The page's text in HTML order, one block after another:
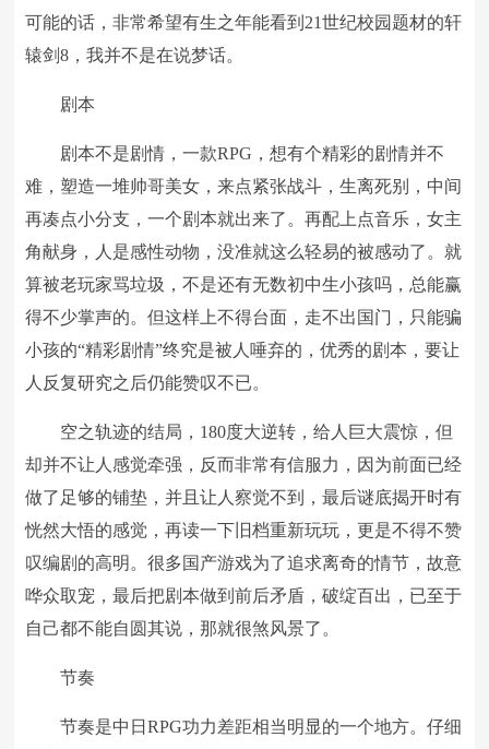
可能的话，非常希望有生之年能看到21世纪校园题材的轩
辕剑8，我并不是在说梦话。
剧本
剧本不是剧情，一款RPG，想有个精彩的剧情并不
难，塑造一堆帅哥美女，来点紧张战斗，生离死别，中间
再凑点小分支，一个剧本就出来了。再配上点音乐，女主
角献身，人是感性动物，没准就这么轻易的被感动了。就
算被老玩家骂垃圾，不是还有无数初中生小孩吗，总能赢
得不少掌声的。但这样上不得台面，走不出国门，只能骗
小孩的“精彩剧情”终究是被人唾弃的，优秀的剧本，要让
人反复研究之后仍能赞叹不已。
空之轨迹的结局，180度大逆转，给人巨大震惊，但
却并不让人感觉牵强，反而非常有信服力，因为前面已经
做了足够的铺垫，并且让人察觉不到，最后谜底揭开时有
恍然大悟的感觉，再读一下旧档重新玩玩，更是不得不赞
叹编剧的高明。很多国产游戏为了追求离奇的情节，故意
哗众取宠，最后把剧本做到前后矛盾，破绽百出，已至于
自己都不能自圆其说，那就很煞风景了。
节奏
节奏是中日RPG功力差距相当明显的一个地方。仔细